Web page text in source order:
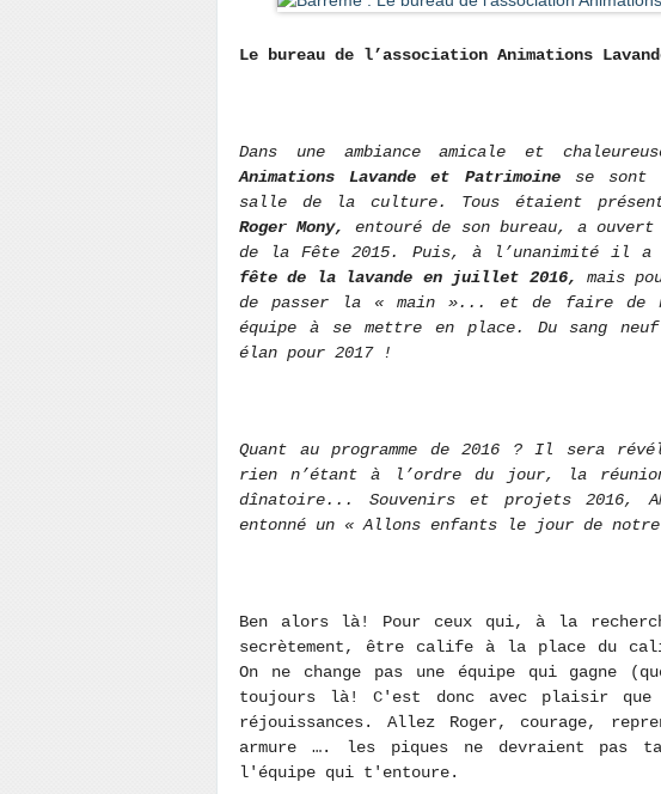
Le bureau de l’association Animations
Dans une ambiance amicale et
Animations Lavande et Patrimoinese sont
salle de la culture. Tous étaient
Roger Mony,
entouré de son bureau, a
de la Fête 2015. Puis, à l’unanimité il a
fête de la lavande en juillet 2016,
mais
de passer la « main »... et de faire de
équipe à se mettre en place. Du sang
élan pour 2017 !
Quant au programme de 2016 ? Il sera
rien n’étant à l’ordre du jour, la
dînatoire... Souvenirs et projets 2016,
entonné un « Allons enfants le jour de
Ben alors là! Pour ceux qui, à la
secrètement, être calife à la place du
On ne change pas une équipe qui gagne
toujours là! C'est donc avec plaisir que
réjouissances. Allez Roger, courage,
armure …. les piques ne devraient pas
l'équipe qui t'entoure.